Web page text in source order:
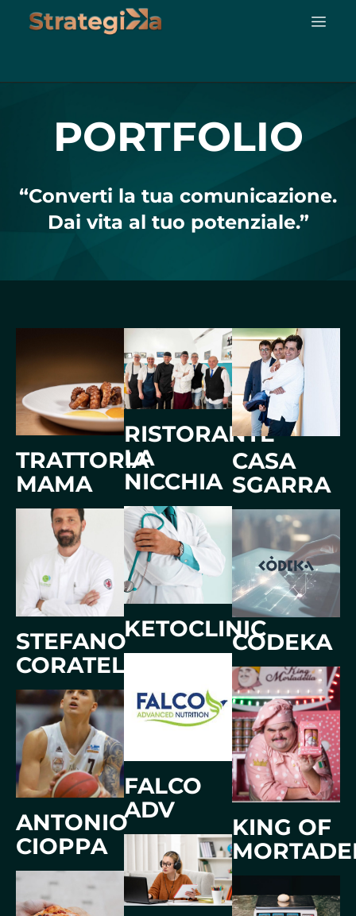
contenuto
PORTFOLIO
“Converti la tua comunicazione.
Dai vita al tuo potenziale.”
TRATTORIA
MAMA
STEFANO
CORATELLA
ANTONIO
CIOPPA
RISTORANTE
LA
NICCHIA
KETOCLINIC
FALCO
ADV
CASA
SGARRA
CODEKA
KING OF